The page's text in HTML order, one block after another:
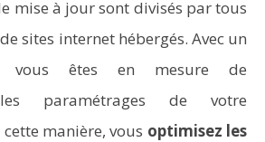
mise à jour sont divisés par tous
sites internet hébergés. Avec un
vous êtes en mesure de
les paramétrages de votre
manière, vous optimisez les